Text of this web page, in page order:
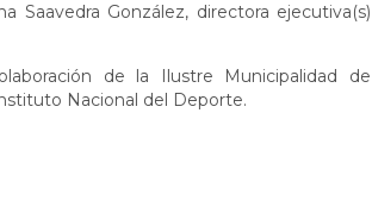
Saavedra González, directora ejecutiva(s)
de la Ilustre Municipalidad de
Nacional del Deporte.